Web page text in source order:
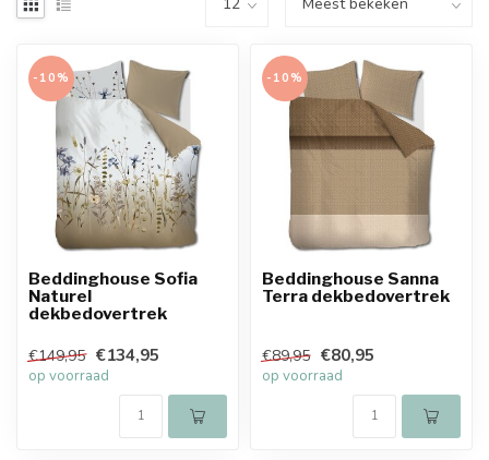
-10%
Beddinghouse Sofia
Naturel
dekbedovertrek
€149,95 €134,95
op voorraad
-10%
Beddinghouse Sanna
Terra dekbedovertrek
€89,95 €80,95
op voorraad